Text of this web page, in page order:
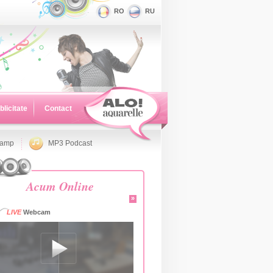
RO RU
Contact
MP3 Podcast
Acum Online
»
LIVEWebcam